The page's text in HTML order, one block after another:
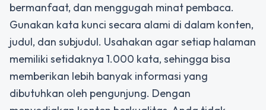
bermanfaat, dan menggugah minat pembaca.
Gunakan kata kunci secara alami di dalam konten,
judul, dan subjudul. Usahakan agar setiap halaman
memiliki setidaknya 1.000 kata, sehingga bisa
memberikan lebih banyak informasi yang
dibutuhkan oleh pengunjung. Dengan